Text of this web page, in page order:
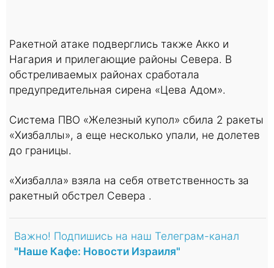
Ракетной атаке подверглись также Акко и
Нагария и прилегающие районы Севера. В
обстреливаемых районах сработала
предупредительная сирена «Цева Адом».
Система ПВО «Железный купол» сбила 2 ракеты
«Хизбаллы», а еще несколько упали, не долетев
до границы.
«Хизбалла» взяла на себя ответственность за
ракетный обстрел Севера .
Важно! Подпишись на наш Телеграм-канал
"Наше Кафе: Новости Израиля"